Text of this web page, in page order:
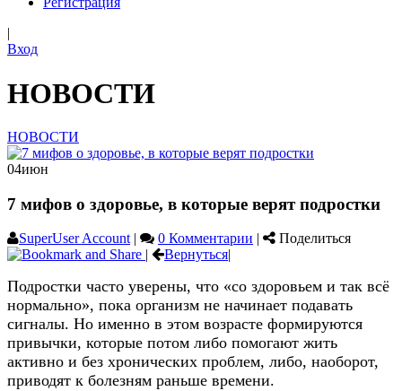
|
Вход
НОВОСТИ
НОВОСТИ
04июн
7 мифов о здоровье, в которые верят подростки
SuperUser Account | 0 Комментарии |
Поделиться
|
Вернуться|
Подростки часто уверены, что «со здоровьем и так всё
нормально», пока организм не начинает подавать
сигналы. Но именно в этом возрасте формируются
привычки, которые потом либо помогают жить
активно и без хронических проблем, либо, наоборот,
приводят к болезням раньше времени.